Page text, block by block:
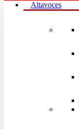
Altavoces